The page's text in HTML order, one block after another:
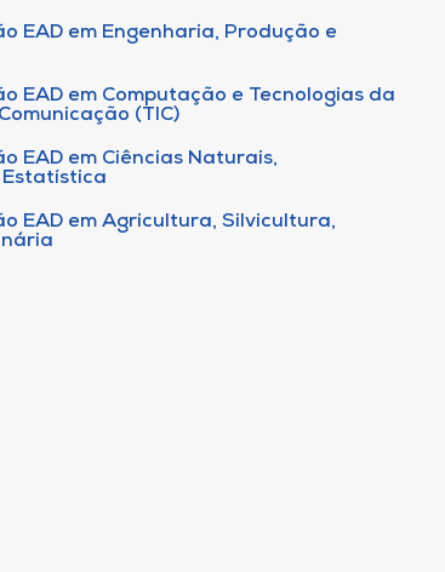
EAD em Engenharia, Produção e
EAD em Computação e Tecnologias da
(TIC)
EAD em Ciências Naturais,
EAD em Agricultura, Silvicultura,